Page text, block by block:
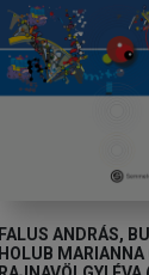
FALUS ANDRÁS,
HOLUB MARIANNA